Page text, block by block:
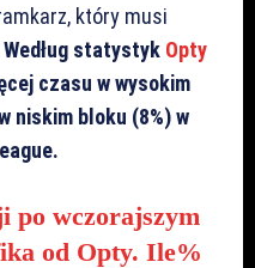
który musi
Według statystyk Opty
czasu w wysokim
niskim bloku (8%) w
po wczorajszym
od Opty. Ile%